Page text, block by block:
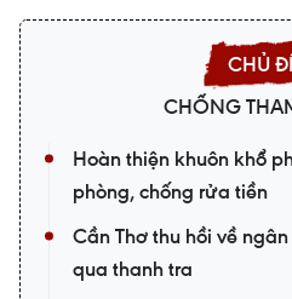
CHỐNG
Hoàn thiện khuôn khổ
phòng, chống rửa tiền
Cần Thơ thu hồi về
qua thanh tra